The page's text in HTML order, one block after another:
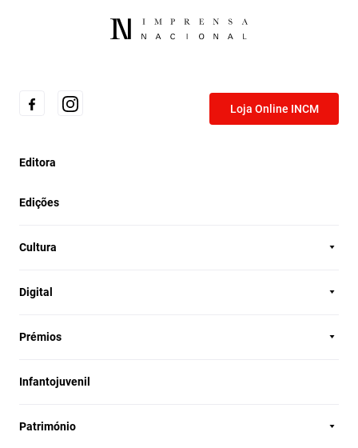
Loja Online INCM
Editora
Edições
Cultura
Digital
Prémios
Infantojuvenil
Património